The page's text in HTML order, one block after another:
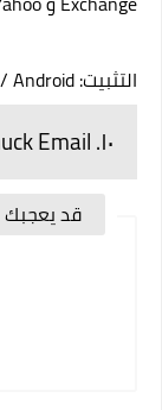
التثبيت: /Android
١٠. Chuck Email
قد يعجبك